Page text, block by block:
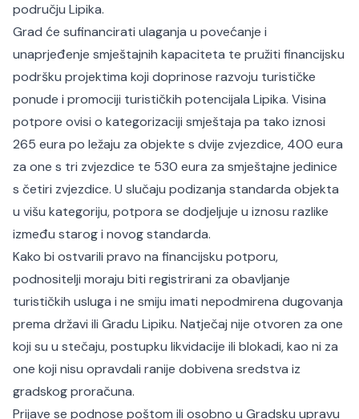
području Lipika.
Grad će sufinancirati ulaganja u povećanje i
unaprjeđenje smještajnih kapaciteta te pružiti financijsku
podršku projektima koji doprinose razvoju turističke
ponude i promociji turističkih potencijala Lipika. Visina
potpore ovisi o kategorizaciji smještaja pa tako iznosi
265 eura po ležaju za objekte s dvije zvjezdice, 400 eura
za one s tri zvjezdice te 530 eura za smještajne jedinice
s četiri zvjezdice. U slučaju podizanja standarda objekta
u višu kategoriju, potpora se dodjeljuje u iznosu razlike
između starog i novog standarda.
Kako bi ostvarili pravo na financijsku potporu,
podnositelji moraju biti registrirani za obavljanje
turističkih usluga i ne smiju imati nepodmirena dugovanja
prema državi ili Gradu Lipiku. Natječaj nije otvoren za one
koji su u stečaju, postupku likvidacije ili blokadi, kao ni za
one koji nisu opravdali ranije dobivena sredstva iz
gradskog proračuna.
Prijave se podnose poštom ili osobno u Gradsku upravu